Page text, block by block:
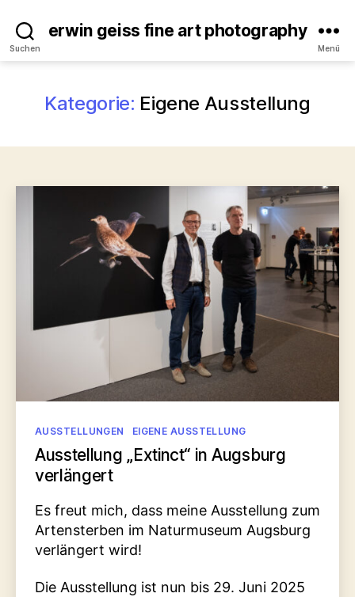
Suchen
erwin geiss fine art photography
Menü
Kategorie: Eigene Ausstellung
Kategorien
AUSSTELLUNGEN EIGENE AUSSTELLUNG
Ausstellung „Extinct“ in Augsburg
verlängert
Es freut mich, dass meine Ausstellung zum
Artensterben im Naturmuseum Augsburg
verlängert wird!
Die Ausstellung ist nun bis 29. Juni 2025